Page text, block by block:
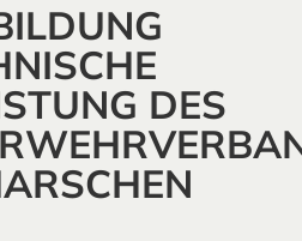
DES